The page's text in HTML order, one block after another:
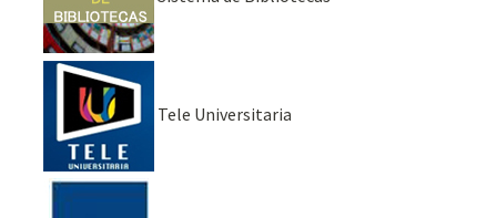
Tele Universitaria